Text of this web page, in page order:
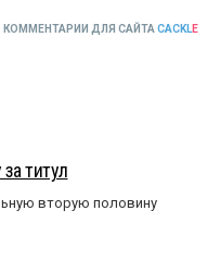
КОММЕНТАРИИ ДЛЯ САЙТА CACKLE
титул
вторую половину